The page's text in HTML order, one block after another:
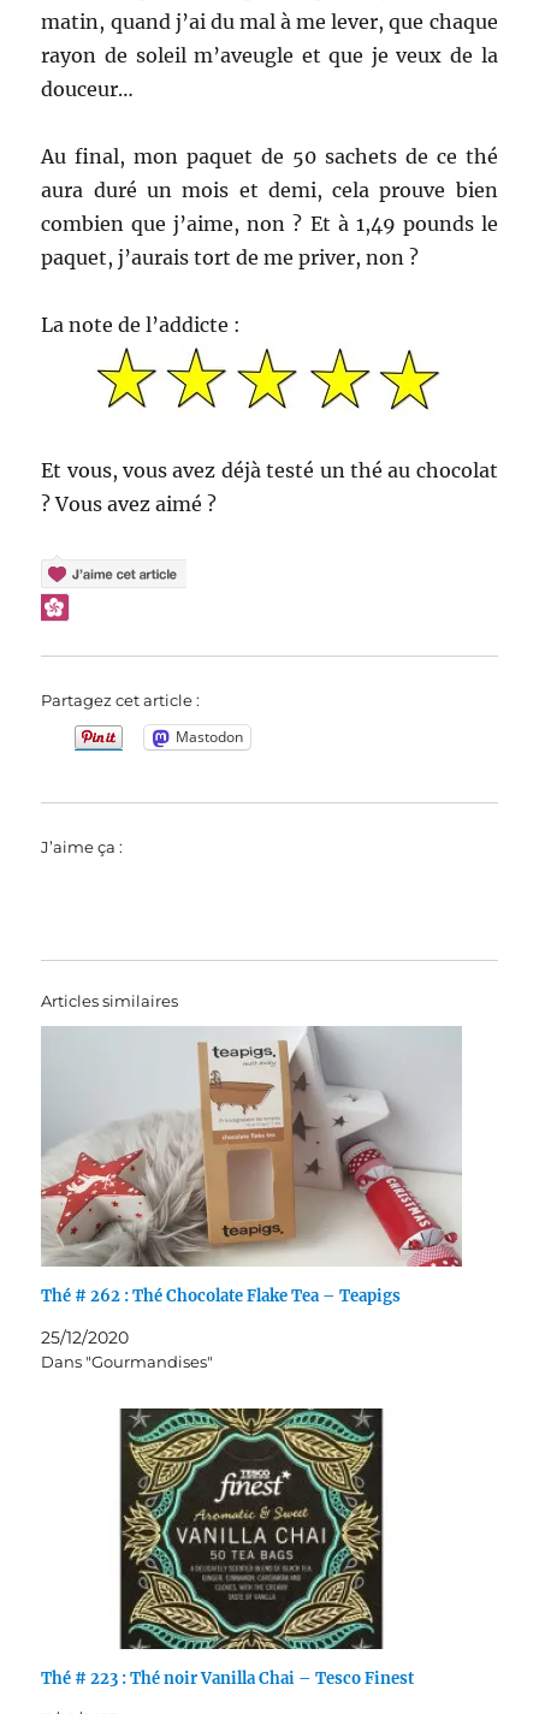
matin, quand j’ai du mal à me lever, que chaque
rayon de soleil m’aveugle et que je veux de la
douceur…
Au final, mon paquet de 50 sachets de ce thé
aura duré un mois et demi, cela prouve bien
combien que j’aime, non ? Et à 1,49 pounds le
paquet, j’aurais tort de me priver, non ?
La note de l’addicte :
Et vous, vous avez déjà testé un thé au chocolat
? Vous avez aimé ?
Partagez cet article :
Mastodon
J’aime ça :
Articles similaires
Thé # 262 : Thé Chocolate Flake Tea – Teapigs
25/12/2020
Dans "Gourmandises"
Thé # 223 : Thé noir Vanilla Chai – Tesco Finest